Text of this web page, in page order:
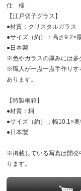
仕 様
【江戸切子グラス】
●材質：クリスタルガラス
●サイズ（約）：高さ9.2×
●日本製
※色やガラスの厚みには多
※職人が一点一点手作りす
あります。
【特製桐箱】
●材質：桐
●サイズ（約）：幅10.1×
●日本製
※掲載している写真は開発
ります。